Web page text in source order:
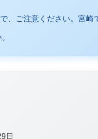
、ご注意ください。宮崎
日